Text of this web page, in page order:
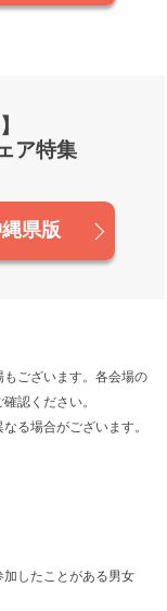
ア特集
県版
ございます。各会場の
認ください。
る場合がございます。
したことがある男女